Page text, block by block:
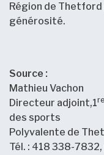
Région de
générosité.
Source :
Mathieu Vachon
Directeur adjoint,1re
des sports
Polyvalente de
Tél. : 418 338-